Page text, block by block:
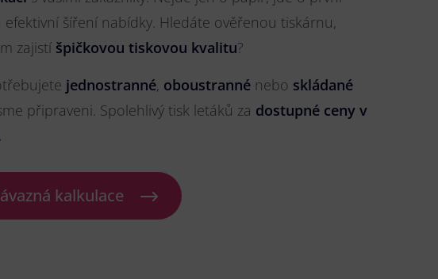
efektivní šíření nabídky. Hledáte ověřenou tiskárnu,
zajistí špičkovou tiskovou kvalitu?
jednostranné, oboustranné nebo skládané
připraveni. Spolehlivý tisk letáků za dostupné ceny v
kalkulace